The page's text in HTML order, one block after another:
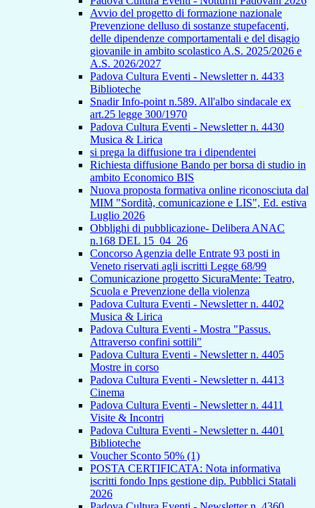
Avvio del progetto di formazione nazionale
Prevenzione delluso di sostanze stupefacenti,
delle dipendenze comportamentali e del disagio
giovanile in ambito scolastico A.S. 2025/2026 e
A.S. 2026/2027
Padova Cultura Eventi - Newsletter n. 4433
Biblioteche
Snadir Info-point n.589. All'albo sindacale ex
art.25 legge 300/1970
Padova Cultura Eventi - Newsletter n. 4430
Musica & Lirica
si prega la diffusione tra i dipendentei
Richiesta diffusione Bando per borsa di studio in
ambito Economico BIS
Nuova proposta formativa online riconosciuta dal
MIM "Sordità, comunicazione e LIS", Ed. estiva
Luglio 2026
Obblighi di pubblicazione- Delibera ANAC
n.168 DEL 15_04_26
Concorso Agenzia delle Entrate 93 posti in
Veneto riservati agli iscritti Legge 68/99
Comunicazione progetto SicuraMente: Teatro,
Scuola e Prevenzione della violenza
Padova Cultura Eventi - Newsletter n. 4402
Musica & Lirica
Padova Cultura Eventi - Mostra "Passus.
Attraverso confini sottili"
Padova Cultura Eventi - Newsletter n. 4405
Mostre in corso
Padova Cultura Eventi - Newsletter n. 4413
Cinema
Padova Cultura Eventi - Newsletter n. 4411
Visite & Incontri
Padova Cultura Eventi - Newsletter n. 4401
Biblioteche
Voucher Sconto 50% (1)
POSTA CERTIFICATA: Nota informativa
iscritti fondo Inps gestione dip. Pubblici Statali
2026